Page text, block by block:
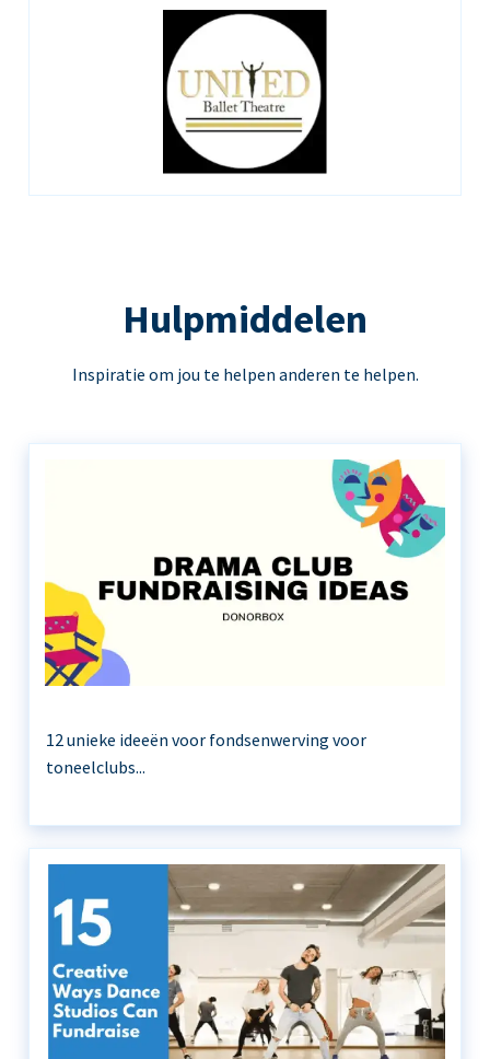
Hulpmiddelen
Inspiratie om jou te helpen anderen te helpen.
12 unieke ideeën voor fondsenwerving voor
toneelclubs...